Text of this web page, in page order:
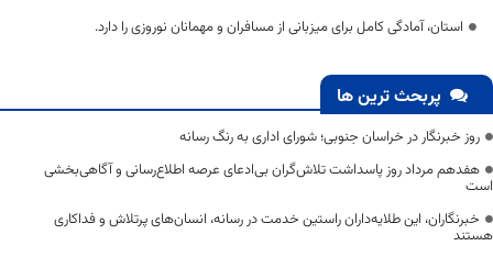
استان، آمادگی کامل برای میزبانی از مسافران و مهمانان نوروزی را دارد.
پربحث ترین ها
روز خبرنگار در خراسان جنوبی؛ شورای اداری به رنگ رسانه
هفدهم مرداد روز پاسداشت تلاش‌گران بی‌ادعای عرصه اطلاع‌رسانی و آگاهی‌بخشی
است
خبرنگاران، این طلایه‌داران راستین خدمت در رسانه، انسان‌های پرتلاش و فداکاری
هستند